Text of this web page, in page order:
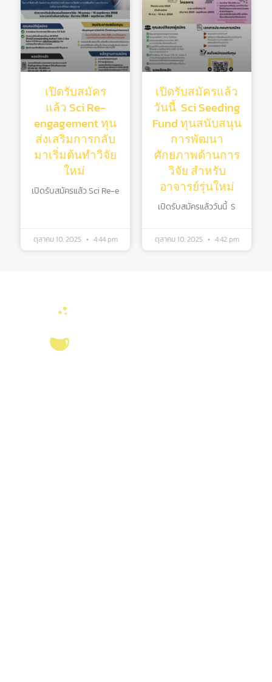
เปิดรับสมัคร
แล้ว Sci Re-
engagement ทุน
ส่งเสริมการกลับ
มาเริ่มต้นทําวิจัย
ใหม่
เปิดรับสมัครแล้ว Sci Re-e
ตุลาคม 10, 2025 4:44 pm
เปิดรับสมัครแล้ว
วันนี้ Sci Seeding
Fund ทุนสนับสนุน
การพัฒนา
ศักยภาพด้านการ
วิจัย สําหรับ
อาจารย์รุ่นใหม่
เปิดรับสมัครแล้ววันนี้ S
ตุลาคม 10, 2025 4:42 pm